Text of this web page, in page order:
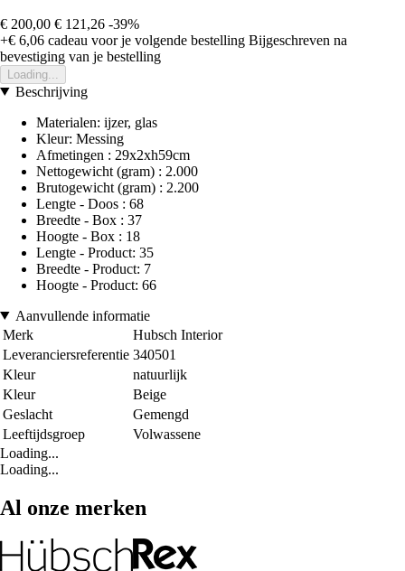
€ 200,00 € 121,26 -39%
+€ 6,06 cadeau voor je volgende bestelling Bijgeschreven na
bevestiging van je bestelling
Loading...
Beschrijving
Materialen: ijzer, glas
Kleur: Messing
Afmetingen : 29x2xh59cm
Nettogewicht (gram) : 2.000
Brutogewicht (gram) : 2.200
Lengte - Doos : 68
Breedte - Box : 37
Hoogte - Box : 18
Lengte - Product: 35
Breedte - Product: 7
Hoogte - Product: 66
Aanvullende informatie
Merk
Hubsch Interior
Leveranciersreferentie 340501
Kleur
natuurlijk
Kleur
Beige
Geslacht
Gemengd
Leeftijdsgroep
Volwassene
Loading...
Loading...
Al onze merken